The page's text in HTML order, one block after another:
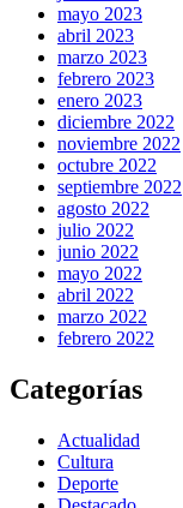
mayo 2023
abril 2023
marzo 2023
febrero 2023
enero 2023
diciembre 2022
noviembre 2022
octubre 2022
septiembre 2022
agosto 2022
julio 2022
junio 2022
mayo 2022
abril 2022
marzo 2022
febrero 2022
Categorías
Actualidad
Cultura
Deporte